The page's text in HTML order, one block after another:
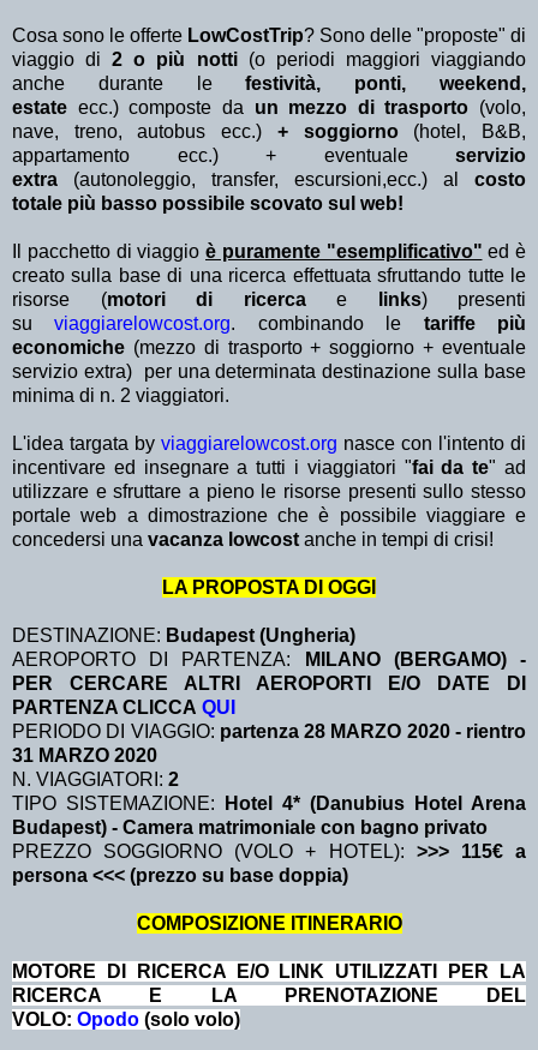
Cosa sono le offerte LowCostTrip? Sono delle "proposte" di
viaggio di2 o più notti (o periodi maggiori viaggiando
anche durante lefestività, ponti, weekend,
estate ecc.) composte da un mezzo di trasporto (volo,
nave, treno, autobus ecc.) + soggiorno(hotel, B&B,
appartamento ecc.) + eventuale servizio
extra (autonoleggio, transfer, escursioni,ecc.) al costo
totale più basso possibile scovato sul web!
Il pacchetto di viaggio è puramente "esemplificativo" ed è
creato sulla base di una ricerca effettuata sfruttando tutte le
risorse (motori di ricerca e links) presenti
suviaggiarelowcost.org. combinando le tariffe più
economiche (mezzo di trasporto + soggiorno + eventuale
servizio extra)
per una determinata destinazione sulla base
minima di n. 2 viaggiatori.
L'idea targata by viaggiarelowcost.org nasce con l'intento di
incentivare ed insegnare a tutti i viaggiatori "fai da te" ad
utilizzare e sfruttare a pieno le risorse presenti sullo stesso
portale web a dimostrazione che è possibile viaggiare e
concedersi una vacanza lowcost anche in tempi di crisi!
LA PROPOSTA DI OGGI
DESTINAZIONE: Budapest (Ungheria)
AEROPORTO DI PARTENZA:
MILANO (BERGAMO) -
PER CERCARE ALTRI AEROPORTI E/O DATE DI
PARTENZA CLICCA QUI
PERIODO DI VIAGGIO: partenza 28 MARZO 2020 - rientro
31 MARZO 2020
N. VIAGGIATORI: 2
TIPO SISTEMAZIONE:
Hotel 4* (Danubius Hotel Arena
Budapest) - Camera matrimoniale con bagno privato
PREZZO SOGGIORNO (VOLO + HOTEL): >>> 115€ a
persona <<< (prezzo su base doppia)
COMPOSIZIONE ITINERARIO
MOTORE DI RICERCA E/O LINK UTILIZZATI PER LA
RICERCA E LA PRENOTAZIONE DEL
VOLO: Opodo (solo volo)